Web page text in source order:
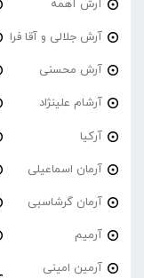
آرش آهمه
آرش جلالی و آقا فرا
آرش محسنی
آرشام علینژاد
آرکیا
آرمان اسماعیلی
آرمان گرشاسبی
آرمیم
آرمین امینی